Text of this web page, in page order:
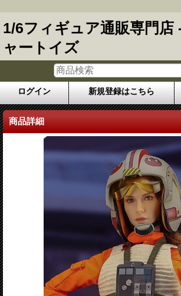
1/6フィギュア通販専門店
ャートイズ
ログイン 新規登録はこちら
商品詳細